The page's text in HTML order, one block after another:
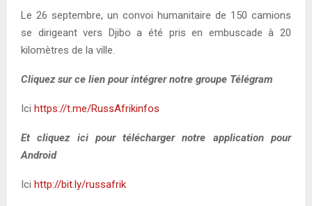
Le 26 septembre, un convoi humanitaire de 150 camions
se dirigeant vers Djibo a été pris en embuscade à 20
kilomètres de la ville.
Cliquez sur ce lien pour intégrer notre groupe Télégram
Ici https://t.me/RussAfrikinfos
Et cliquez ici pour télécharger notre application pour
Android
Ici http://bit.ly/russafrik